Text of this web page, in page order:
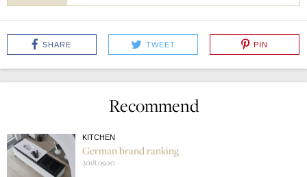
SHARE TWEET PIN
Recommend
KITCHEN
German brand ranking
2018.09.10